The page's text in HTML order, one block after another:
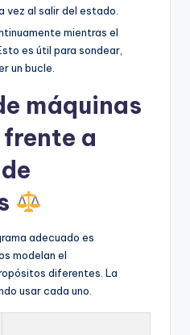
vez al salir del estado.
mientras el
es útil para sondear,
un bucle.
máquinas
a
adecuado es
modelan el
diferentes. La
usar cada uno.